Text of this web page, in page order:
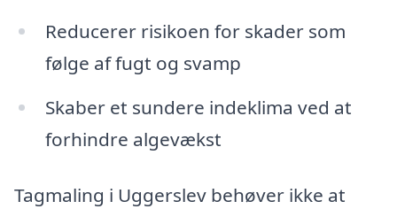
Reducerer risikoen for skader som
følge af fugt og svamp
Skaber et sundere indeklima ved at
forhindre algevækst
Tagmaling i Uggerslev behøver ikke at